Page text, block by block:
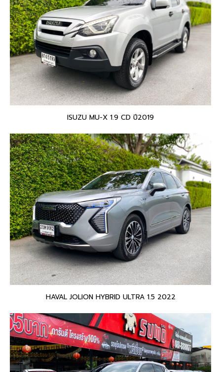
ISUZU MU-X 1.9 CD ปี2019
HAVAL JOLION HYBRID ULTRA 1.5 2022